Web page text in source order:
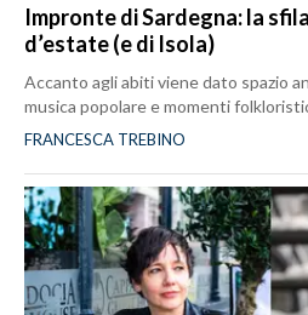
Impronte di Sardegna: la
d’estate (e di Isola)
Accanto agli abiti viene dato spazio
musica popolare e momenti
FRANCESCA TREBINO